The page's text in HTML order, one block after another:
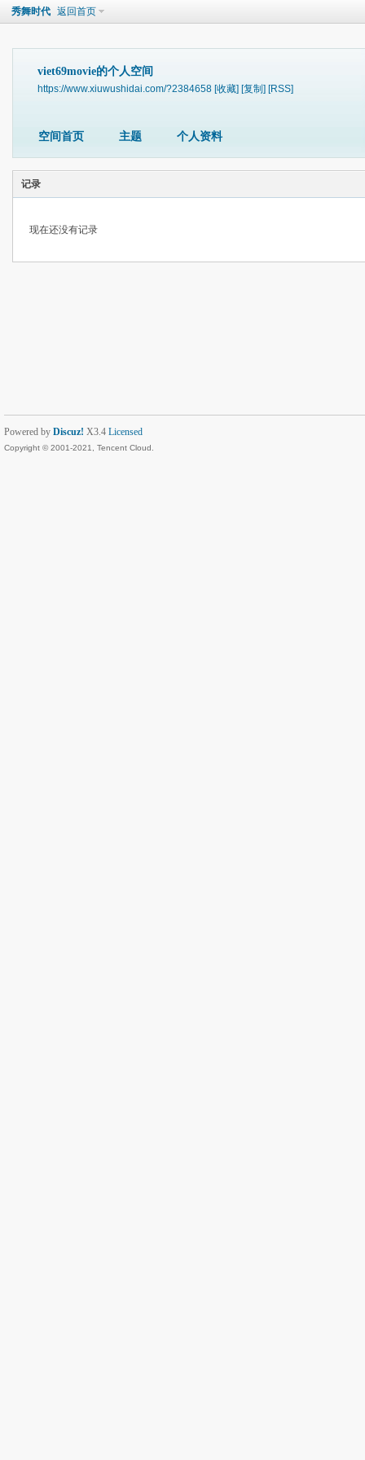
秀舞时代 返回首页
viet69movie的个人空间
https://www.xiuwushidai.com/?2384658 [收藏] [复制] [RSS]
空间首页 主题 个人资料
记录
现在还没有记录
Powered by Discuz! X3.4 Licensed
Copyright © 2001-2021, Tencent Cloud.